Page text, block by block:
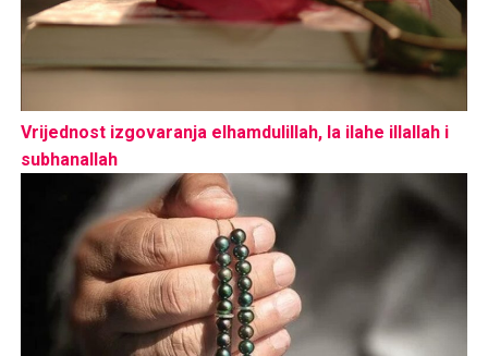
Vrijednost izgovaranja elhamdulillah, la ilahe illallah i
subhanallah